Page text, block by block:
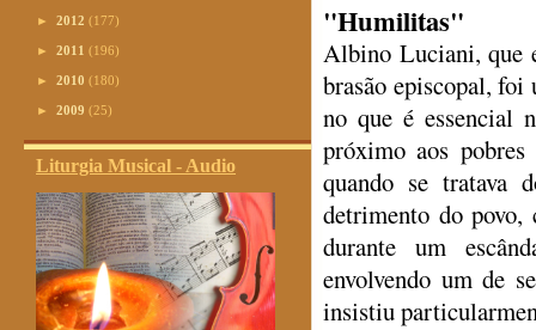
► 2012 (177)
► 2011 (196)
► 2010 (180)
► 2009 (25)
Liturgia Musical - Audio
"Humilitas"
Albino Luciani, que
brasão episcopal,
no que é essencial
próximo aos pobres
quando se tratava
detrimento do povo,
durante um
envolvendo um de
insistiu